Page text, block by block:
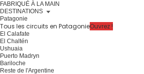
FABRIQUÉ À LA MAIN
DESTINATIONS
Patagonie
Tous les circuits en PatagonieOuvrez !
El Calafate
El Chaltén
Ushuaia
Puerto Madryn
Bariloche
Reste de l'Argentine